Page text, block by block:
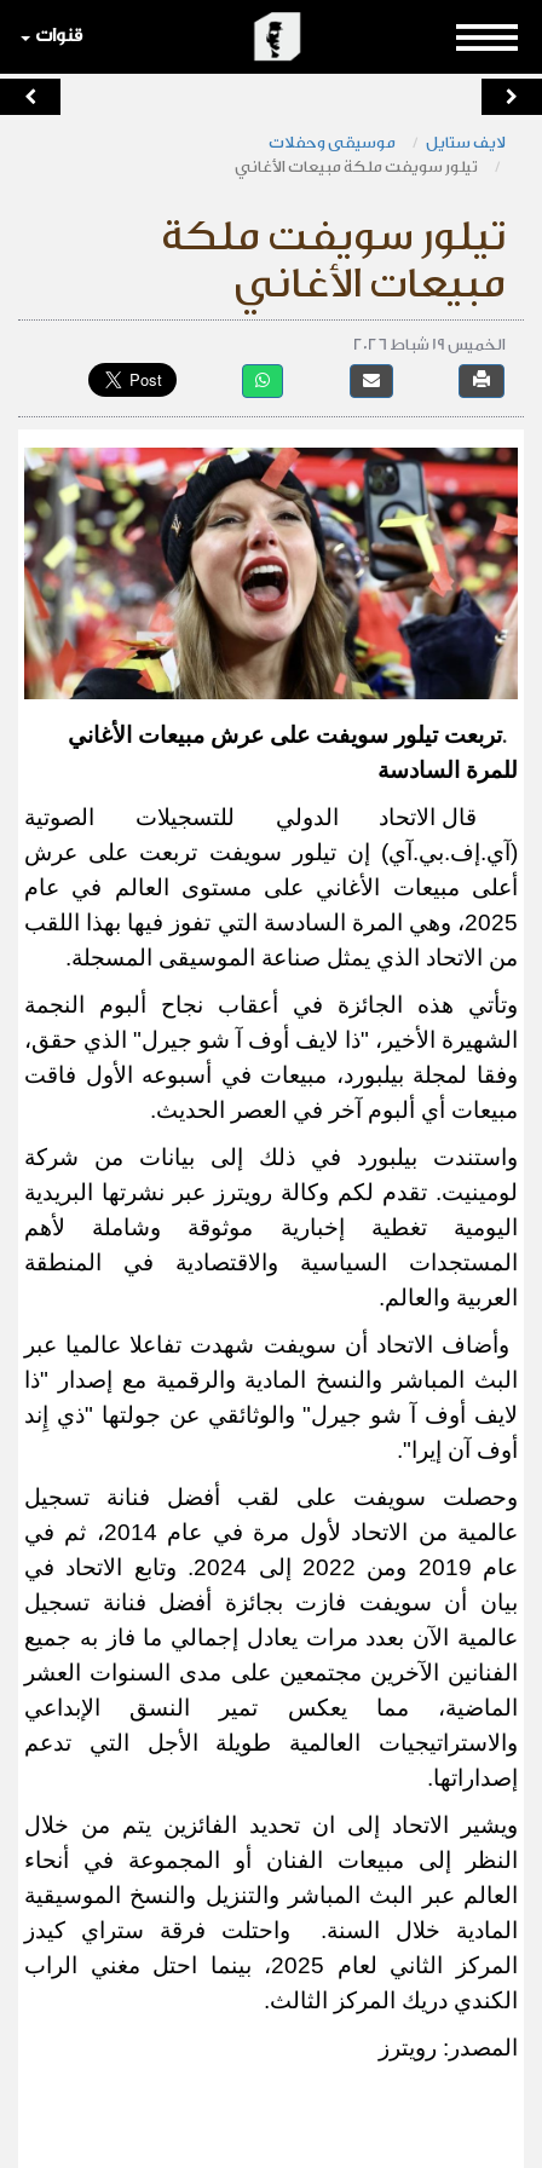
قنوات
لايف ستايل
موسيقى وحفلات
تيلور سويفت ملكة مبيعات الأغاني
تيلور سويفت ملكة
مبيعات الأغاني
الخميس 19 شباط 2026
.تربعت تيلور سويفت على عرش مبيعات الأغاني
للمرة السادسة
قال الاتحاد الدولي للتسجيلات الصوتية
(آي.إف.بي.آي)
إن تيلور سويفت تربعت على عرش
أعلى مبيعات الأغاني على مستوى العالم في عام
2025، وهي المرة السادسة التي تفوز فيها بهذا اللقب
من الاتحاد الذي يمثل صناعة الموسيقى المسجلة.
وتأتي هذه الجائزة في أعقاب نجاح ألبوم النجمة
الشهيرة الأخير، "ذا لايف أوف آ شو جيرل" الذي حقق،
وفقا لمجلة بيلبورد، مبيعات في أسبوعه الأول فاقت
مبيعات أي ألبوم آخر في العصر الحديث.
واستندت بيلبورد في ذلك إلى بيانات من شركة
لومينيت. تقدم لكم وكالة رويترز عبر نشرتها البريدية
اليومية تغطية إخبارية موثوقة وشاملة لأهم
المستجدات السياسية والاقتصادية في المنطقة
العربية والعالم.
وأضاف الاتحاد أن سويفت شهدت تفاعلا عالميا عبر
البث المباشر والنسخ المادية والرقمية مع إصدار "ذا
لايف أوف آ شو جيرل" والوثائقي عن جولتها "ذي إِند
أوف آن إيرا ".
وحصلت سويفت على لقب أفضل فنانة تسجيل
عالمية من الاتحاد لأول مرة في عام 2014، ثم في
عام 2019 ومن 2022 إلى 2024. وتابع الاتحاد في
بيان أن سويفت فازت بجائزة أفضل فنانة تسجيل
عالمية الآن بعدد مرات يعادل إجمالي ما فاز به جميع
الفنانين الآخرين مجتمعين على مدى السنوات العشر
الماضية، مما يعكس تمير النسق الإبداعي
والاستراتيجيات العالمية طويلة الأجل التي تدعم
إصداراتها.
ويشير الاتحاد إلى ان تحديد الفائزين يتم من خلال
النظر إلى مبيعات الفنان أو المجموعة في أنحاء
العالم عبر البث المباشر والتنزيل والنسخ الموسيقية
المادية خلال السنة. واحتلت فرقة ستراي كيدز
المركز الثاني لعام 2025، بينما احتل مغني الراب
الكندي دريك المركز الثالث.
المصدر: رويترز